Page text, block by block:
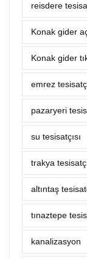
reisdere
Konak gider
Konak gider
emrez
pazaryeri
su tesisatçısı
trakya
altıntaş
tınaztepe
kanalizasyon